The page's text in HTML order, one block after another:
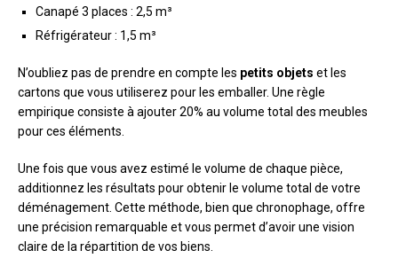
Canapé 3 places : 2,5 m³
Réfrigérateur : 1,5 m³
N’oubliez pas de prendre en compte les petits objets et les
cartons que vous utiliserez pour les emballer. Une règle
empirique consiste à ajouter 20% au volume total des meubles
pour ces éléments.
Une fois que vous avez estimé le volume de chaque pièce,
additionnez les résultats pour obtenir le volume total de votre
déménagement. Cette méthode, bien que chronophage, offre
une précision remarquable et vous permet d’avoir une vision
claire de la répartition de vos biens.